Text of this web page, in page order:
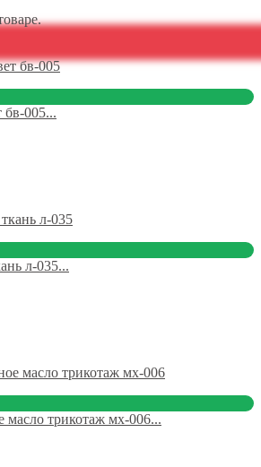
бв-005...
л-035...
масло трикотаж мх-006...